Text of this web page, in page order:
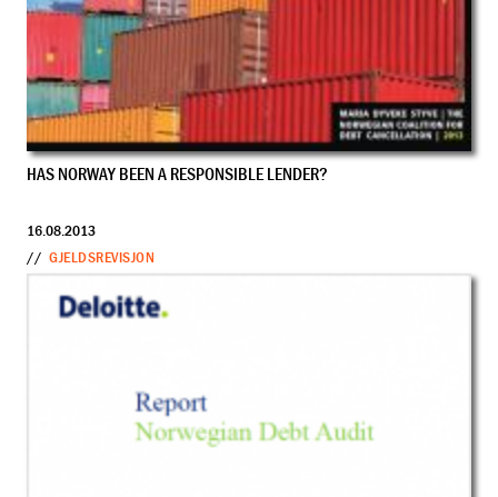
HAS NORWAY BEEN A RESPONSIBLE LENDER?
16.08.2013
// GJELDSREVISJON